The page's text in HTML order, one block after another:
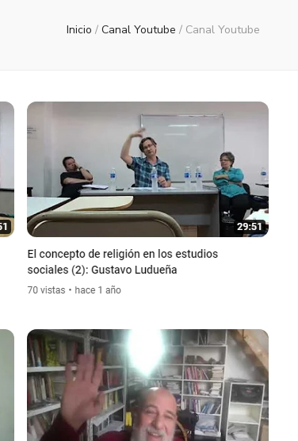
Inicio / Canal Youtube / Canal Youtube